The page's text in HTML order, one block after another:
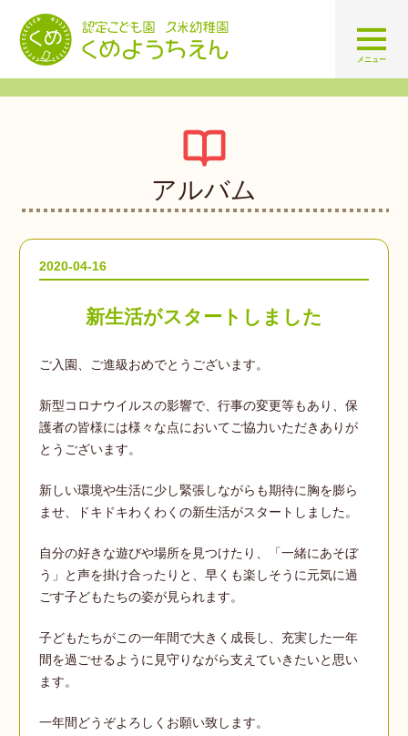
メニュー
アルバム
2020-04-16
新生活がスタートしました
ご入園、ご進級おめでとうございます。
新型コロナウイルスの影響で、行事の変更等もあり、保
護者の皆様には様々な点においてご協力いただきありが
とうございます。
新しい環境や生活に少し緊張しながらも期待に胸を膨ら
ませ、ドキドキわくわくの新生活がスタートしました。
自分の好きな遊びや場所を見つけたり、「一緒にあそぼ
う」と声を掛け合ったりと、早くも楽しそうに元気に過
ごす子どもたちの姿が見られます。
子どもたちがこの一年間で大きく成長し、充実した一年
間を過ごせるように見守りながら支えていきたいと思い
ます。
一年間どうぞよろしくお願い致します。